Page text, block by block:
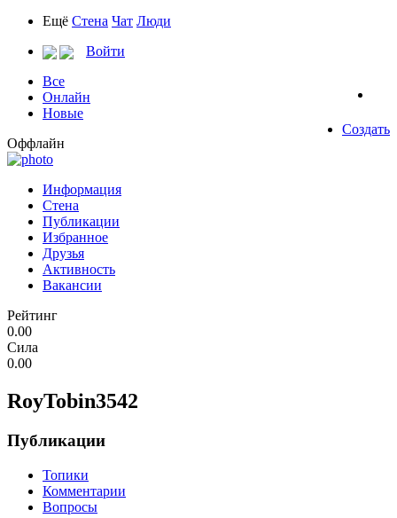
Ещё Стена Чат Люди
Войти
Все
Онлайн
Новые
Создать
Оффлайн
Информация
Стена
Публикации
Избранное
Друзья
Активность
Вакансии
Рейтинг
0.00
Сила
0.00
RoyTobin3542
Публикации
Топики
Комментарии
Вопросы